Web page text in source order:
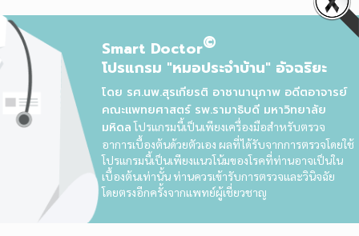
Smart Doctor©
โปรแกรม "หมอประจำบ้าน" อัจฉริยะ
โดย รศ.นพ.สุรเกียรติ อาชานานุภาพ อดีตอาจารย์
คณะแพทยศาสตร์ รพ.รามาธิบดี มหาวิทยาลัย
มหิดลโปรแกรมนี้เป็นเพียงเครื่องมือสำหรับตรวจ
อาการเบื้องต้นด้วยตัวเอง ผลที่ได้รับจากการตรวจโดยใช้
โปรแกรมนี้เป็นเพียงแนวโน้มของโรคที่ท่านอาจเป็นใน
เบื้องต้นเท่านั้น ท่านควรเข้ารับการตรวจและวินิจฉัย
โดยตรงอีกครั้งจากแพทย์ผู้เชี่ยวชาญ